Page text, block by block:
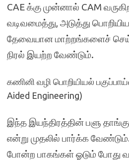
CAE க்கு முன்னால் CAM
வடிவமைத்து, அடுத்து
தேவையான மாற்றங்களைச்
நிரல் இயற்ற வேண்டும்.
கணினி வழி பொறியியல்
Aided Engineering)
இந்த இயந்திரத்தின் பளு
என்று முதலில் பார்க்க
போன்ற பாகங்கள் ஓடும் போது